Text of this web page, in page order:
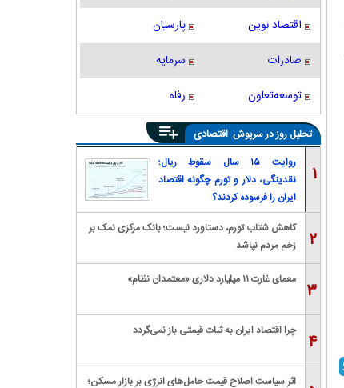
اقتصاد نوین
پارسیان
صادرات
سرمایه
توسعه‌تعاون
رفاه
تحلیل روز در سرپوش اقتصادی
۱
روایت ۱۵ سال سقوط ریال؛
نقدینگی، دلار و تورم چگونه اقتصاد
ایران را فرسوده کردند؟
۲
کاهش شتاب تورم، دستاورد نیست؛ بانک مرکزی نمک بر
زخم مردم نپاشد
۳ معمای غارت ۱۱ میلیارد دلاری «معتمدان نظام»
۴ چرا اقتصاد ایران به ثبات قیمتی باز نمی‌گردد
اثر سیاست اصلاح قیمت حامل‌های انرژی بر بازار مسکن؛